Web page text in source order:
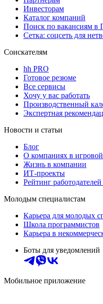
Инвесторам
Каталог компаний
Поиск по вакансиям в
Сетка: соцсеть для
Соискателям
hh PRO
Готовое резюме
Все сервисы
Хочу у вас работать
Производственный
Экспертная
Новости и статьи
Блог
О компаниях в
Жизнь в компании
ИТ-проекты
Рейтинг
Молодым специалистам
Карьера для молодых
Школа программистов
Карьера в
Боты для уведомлений
Мобильное приложение